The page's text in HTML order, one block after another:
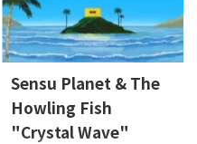
Sensu Planet & The
Howling Fish
"Crystal Wave"